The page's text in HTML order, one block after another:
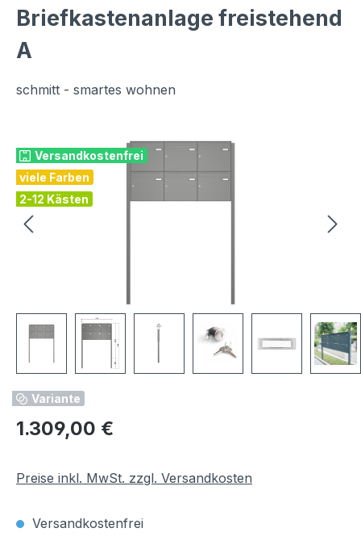
Briefkastenanlage freistehend
A
schmitt - smartes wohnen
Versandkostenfrei
viele Farben
2-12 Kästen
Variante
Regulärer Preis:
1.309,00 €
Preise inkl. MwSt. zzgl. Versandkosten
Versandkostenfrei